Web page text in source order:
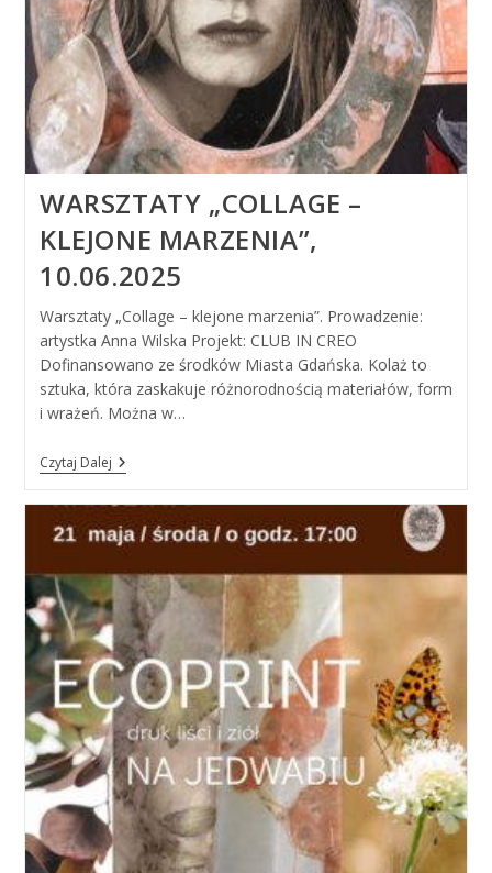
WARSZTATY „COLLAGE –
KLEJONE MARZENIA”,
10.06.2025
Warsztaty „Collage – klejone marzenia”. Prowadzenie:
artystka Anna Wilska Projekt: CLUB IN CREO
Dofinansowano ze środków Miasta Gdańska. Kolaż to
sztuka, która zaskakuje różnorodnością materiałów, form
i wrażeń. Można w…
Czytaj DalejWarsztaty
„Collage
Klejone
Marzenia”,
10.06.2025